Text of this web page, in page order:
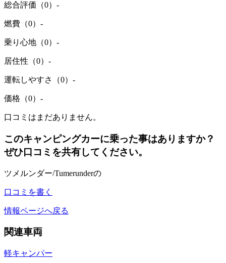
総合評価（0） -
燃費（0） -
乗り心地（0） -
居住性（0） -
運転しやすさ（0） -
価格（0） -
口コミはまだありません。
このキャンピングカーに乗った事はありますか？
ぜひ口コミを共有してください。
ツメルンダー/Tumerunderの
口コミを書く
情報ページへ戻る
関連車両
軽キャンパー